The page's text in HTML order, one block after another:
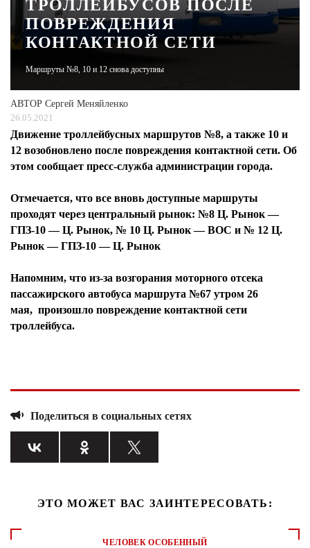
ЖУРНАЛ
ТРОЛЛЕЙБУСОВ ПОСЛЕ
ПОВРЕЖДЕНИЯ
КОНТАКТНОЙ СЕТИ
Маршруты №8, 10 и 12 снова доступны
АВТОР Сергей Меняйленко
26.05.2021
Движение троллейбусных маршрутов №8, а также 10 и
12 возобновлено после повреждения контактной сети. Об
этом сообщает пресс-служба администрации города.
Отмечается, что все вновь доступные маршруты
проходят через центральный рынок: №8 Ц. Рынок —
ГПЗ-10 — Ц. Рынок, № 10 Ц. Рынок — ВОС и № 12 Ц.
Рынок — ГПЗ-10 — Ц. Рынок
Напомним, что из-за возгорания моторного отсека
пассажирского автобуса маршрута №67 утром 26
мая, произошло повреждение контактной сети
троллейбуса.
Поделиться в социальных сетях
ЭТО МОЖЕТ ВАС ЗАИНТЕРЕСОВАТЬ:
ЧЕЛОВЕК ОСОБЕННЫЙ